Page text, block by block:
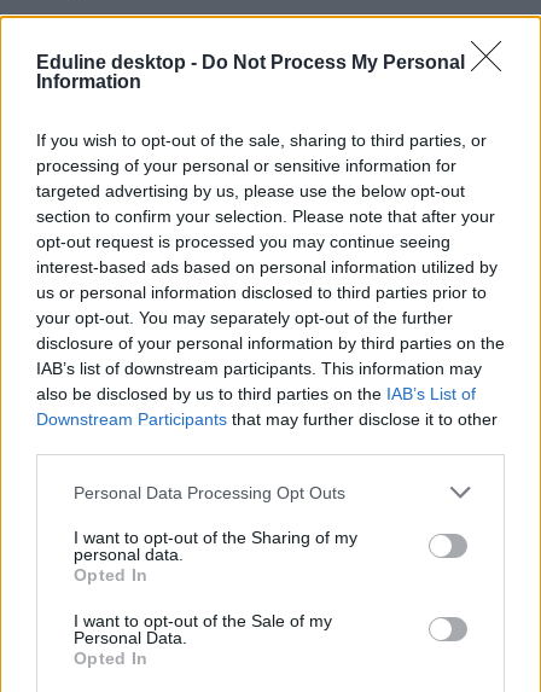
Eduline desktop - Do Not Process My Personal
Information
If you wish to opt-out of the sale, sharing to third parties, or
processing of your personal or sensitive information for
targeted advertising by us, please use the below opt-out
section to confirm your selection. Please note that after your
opt-out request is processed you may continue seeing
interest-based ads based on personal information utilized by
us or personal information disclosed to third parties prior to
your opt-out. You may separately opt-out of the further
disclosure of your personal information by third parties on the
IAB’s list of downstream participants. This information may
also be disclosed by us to third parties on the IAB’s List of
Downstream Participants that may further disclose it to other
Personal Data Processing Opt Outs
I want to opt-out of the Sharing of my
personal data.
Opted In
I want to opt-out of the Sale of my
Personal Data.
Opted In
fizika - 1
földrajz - 1
kémia - 1
matek - 2
spanyol - 1
A felvételiben is pontokat érnek
A népszerű és rangos középiskolai versenyen az elismerés mellett
azért is érdemes részt venni, mert az elért eredményeket a magyar
felsőoktatási intézmények pontokkal jutalmazzák a felsőoktatási
felvételiben.
Az idén is legnépszerűbb, több mint 17 ezer jelentkezőt
vonzóEötvös Loránd Tudományegyetemenpéldául az Országos
Középiskolai Tanulmányi Versenyen (OKTV) érettségi
vizsgatárgyból az
11-20. helyezés: 50 pontot
ér, nem érettségi vizsgatárgyból pedig az 1-10. helyezést 20 ponttal
jutalmazzák.
De ugyanígy jutalmazzák az OKTV-t aBudapesti Corvinus
Egyetemen, és hasonlóképp a
Budapesti Gazdasági Egyetemen is.